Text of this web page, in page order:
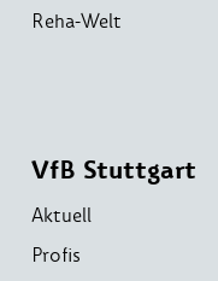
Reha-Welt
VfB Stuttgart
Aktuell
Profis